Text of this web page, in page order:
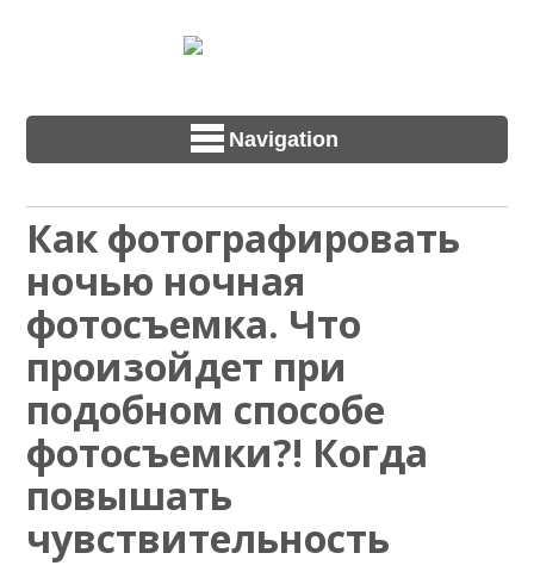
Navigation
Как фотографировать
ночью ночная
фотосъемка. Что
произойдет при
подобном способе
фотосъемки?! Когда
повышать
чувствительность